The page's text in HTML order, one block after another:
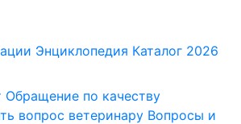
Энциклопедия Каталог 2026
Обращение по качеству
вопрос ветеринару Вопросы и